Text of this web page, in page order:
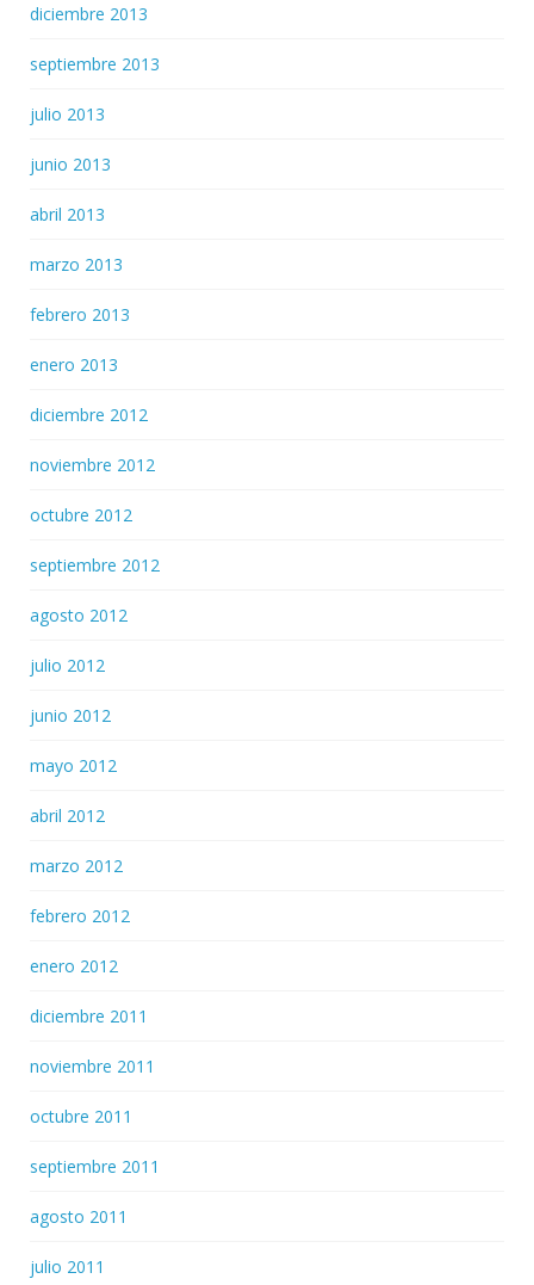
diciembre 2013
septiembre 2013
julio 2013
junio 2013
abril 2013
marzo 2013
febrero 2013
enero 2013
diciembre 2012
noviembre 2012
octubre 2012
septiembre 2012
agosto 2012
julio 2012
junio 2012
mayo 2012
abril 2012
marzo 2012
febrero 2012
enero 2012
diciembre 2011
noviembre 2011
octubre 2011
septiembre 2011
agosto 2011
julio 2011